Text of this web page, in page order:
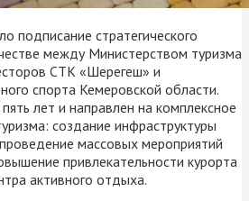
подписание стратегического
между Министерством туризма
СТК «Шерегеш» и
спорта Кемеровской области.
лет и направлен на комплексное
создание инфраструктуры
массовых мероприятий
привлекательности курорта
активного отдыха.